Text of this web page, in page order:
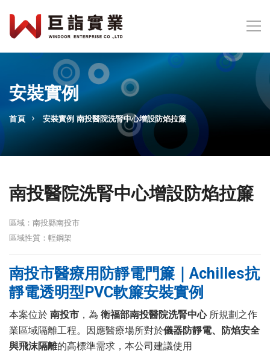
安裝實例
首頁 安裝實例 南投醫院洗腎中心增設防焰拉簾
南投醫院洗腎中心增設防焰拉簾
區域：南投縣南投市
區域性質：輕鋼架
南投市醫療用防靜電門簾｜Achilles抗
靜電透明型PVC軟簾安裝實例
本案位於南投市 ，為 衛福部南投醫院洗腎中心所規劃之作
業區域隔離工程。因應醫療場所對於儀器防靜電、防焰安全
與飛沫隔離的高標準需求，本公司建議使用